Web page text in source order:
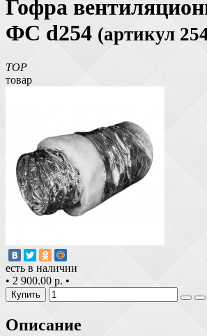
Гофра
ФС d254 (артикул
TOP
товар
есть в наличии
• 2 900.00 р. •
Купить
Описание